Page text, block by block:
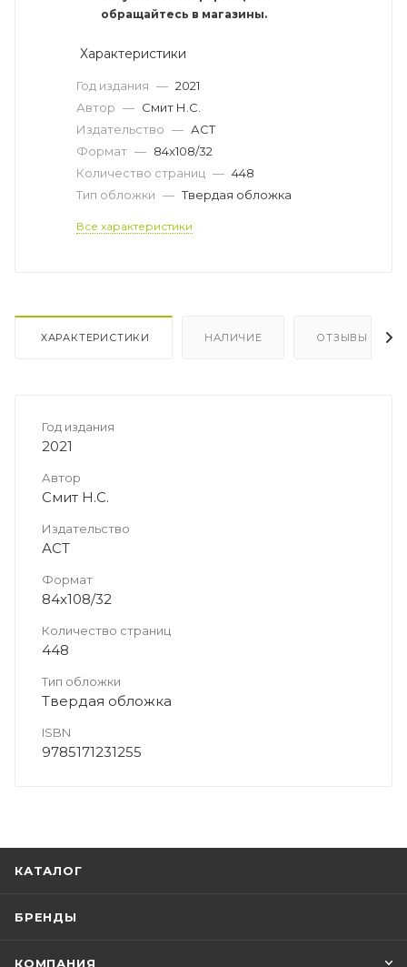
обращайтесь в магазины.
Характеристики
Год издания — 2021
Автор — Смит Н.С.
Издательство — АСТ
Формат — 84x108/32
Количество страниц — 448
Тип обложки — Твердая обложка
Все характеристики
ХАРАКТЕРИСТИКИ НАЛИЧИЕ ОТЗЫВЫ
Год издания
2021
Автор
Смит Н.С.
Издательство
АСТ
Формат
84x108/32
Количество страниц
448
Тип обложки
Твердая обложка
ISBN
9785171231255
КАТАЛОГ
БРЕНДЫ
КОМПАНИЯ